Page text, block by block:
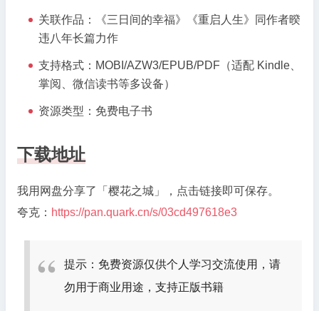
力
交
织
关联作品：《三日间的幸福》《重启人生》同作者暌
违八年长篇力作
支持格式：MOBI/AZW3/EPUB/PDF（适配 Kindle、
掌阅、微信读书等多设备）
资源类型：免费电子书
下载地址
我用网盘分享了「樱花之城」，点击链接即可保存。
夸克： https://pan.quark.cn/s/03cd497618e3
提示：免费资源仅供个人学习交流使用，请
勿用于商业用途，支持正版书籍